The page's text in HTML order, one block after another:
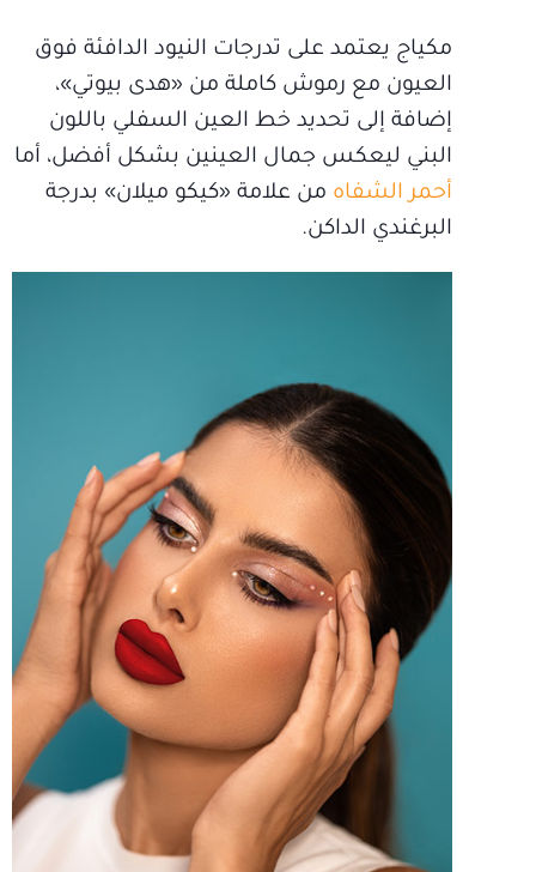
مكياج يعتمد على تدرجات النيود الدافئة فوق
العيون مع رموش كاملة من «هدى بيوتي»،
إضافة إلى تحديد خط العين السفلي باللون
البني ليعكس جمال العينين بشكل أفضل، أما
أحمر الشفاه من علامة «كيكو ميلان» بدرجة
البرغندي الداكن.